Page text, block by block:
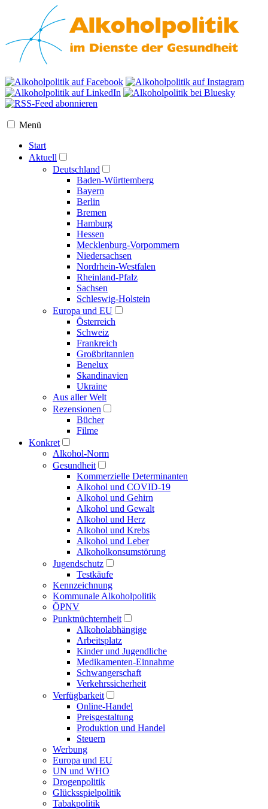
Menü
Start
Aktuell
Deutschland
Baden-Württemberg
Bayern
Berlin
Bremen
Hamburg
Hessen
Mecklenburg-Vorpommern
Niedersachsen
Nordrhein-Westfalen
Rheinland-Pfalz
Sachsen
Schleswig-Holstein
Europa und EU
Österreich
Schweiz
Frankreich
Großbritannien
Benelux
Skandinavien
Ukraine
Aus aller Welt
Rezensionen
Bücher
Filme
Konkret
Alkohol-Norm
Gesundheit
Kommerzielle Determinanten
Alkohol und COVID-19
Alkohol und Gehirn
Alkohol und Gewalt
Alkohol und Herz
Alkohol und Krebs
Alkohol und Leber
Alkoholkonsumstörung
Jugendschutz
Testkäufe
Kennzeichnung
Kommunale Alkoholpolitik
ÖPNV
Punktnüchternheit
Alkoholabhängige
Arbeitsplatz
Kinder und Jugendliche
Medikamenten-Einnahme
Schwangerschaft
Verkehrssicherheit
Verfügbarkeit
Online-Handel
Preisgestaltung
Produktion und Handel
Steuern
Werbung
Europa und EU
UN und WHO
Drogenpolitik
Glücksspielpolitik
Tabakpolitik